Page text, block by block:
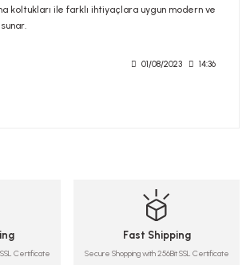
koltukları ile farklı ihtiyaçlara uygun modern ve
01/08/2023 14:36
Certificate
Fast Shipping
Secure Shopping with 256Bit SSL Certificate